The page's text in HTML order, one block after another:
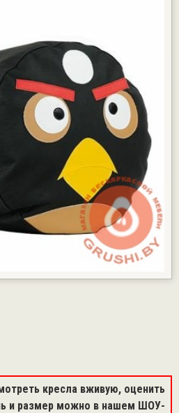
кресла вживую, оценить
и размер можно в нашем ШОУ-